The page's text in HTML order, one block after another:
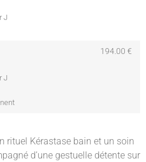
J
J
194.00 €
rituel Kérastase bain et un soin
d’une gestuelle détente sur